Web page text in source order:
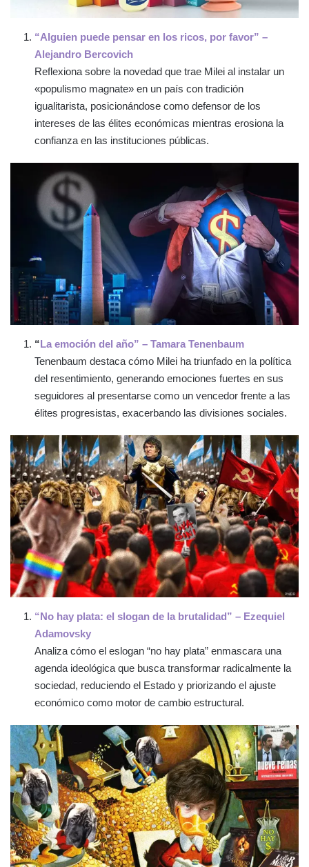
“Alguien puede pensar en los ricos, por favor” –
Alejandro Bercovich
Reflexiona sobre la novedad que trae Milei al instalar un
«populismo magnate» en un país con tradición
igualitarista, posicionándose como defensor de los
intereses de las élites económicas mientras erosiona la
confianza en las instituciones públicas.
“La emoción del año” – Tamara Tenenbaum
Tenenbaum destaca cómo Milei ha triunfado en la política
del resentimiento, generando emociones fuertes en sus
seguidores al presentarse como un vencedor frente a las
élites progresistas, exacerbando las divisiones sociales.
“No hay plata: el slogan de la brutalidad” – Ezequiel
Adamovsky
Analiza cómo el eslogan “no hay plata” enmascara una
agenda ideológica que busca transformar radicalmente la
sociedad, reduciendo el Estado y priorizando el ajuste
económico como motor de cambio estructural.